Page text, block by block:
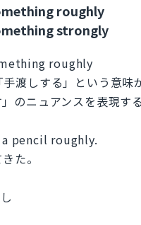
roughly
strongly
roughly
渡しする」という意
のニュアンスを表現す
pencil roughly.
た。